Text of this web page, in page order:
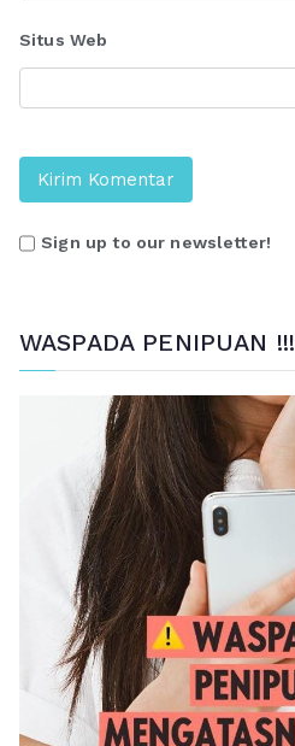
Situs Web
Sign up to our newsletter!
WASPADA PENIPUAN !!!